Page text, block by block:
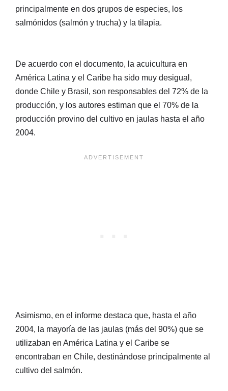
principalmente en dos grupos de especies, los
salmónidos (salmón y trucha) y la tilapia.
De acuerdo con el documento, la acuicultura en
América Latina y el Caribe ha sido muy desigual,
donde Chile y Brasil, son responsables del 72% de la
producción, y los autores estiman que el 70% de la
producción provino del cultivo en jaulas hasta el año
2004.
Asimismo, en el informe destaca que, hasta el año
2004, la mayoría de las jaulas (más del 90%) que se
utilizaban en América Latina y el Caribe se
encontraban en Chile, destinándose principalmente al
cultivo del salmón.